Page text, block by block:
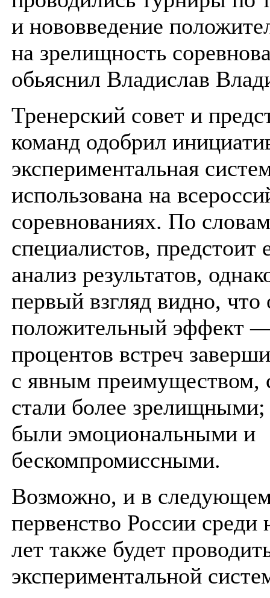
и нововведение
на зрелищность
обьяснил Владислав
Тренерский совет и
команд одобрил
экспериментальная
использована на
соревнованиях. По словам
специалистов, предстоит
анализ результатов,
первый взгляд видно,
положительный эффект
процентов встреч
с явным преимуществом,
стали более
были эмоциональными и
бескомпромиссными.
Возможно, и в
первенство России
лет также будет
экспериментальной